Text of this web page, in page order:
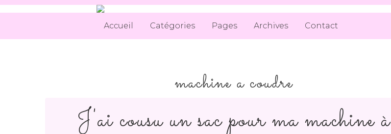
Accueil Catégories Pages Archives Contact
machine a coudre
J'ai cousu un sac pour ma machine à